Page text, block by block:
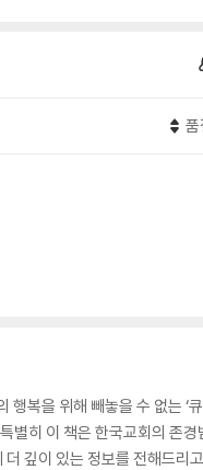
품
행복을 위해 빼놓을 수 없는 ‘
별히 이 책은 한국교회의 존
깊이 있는 정보를 전해드리